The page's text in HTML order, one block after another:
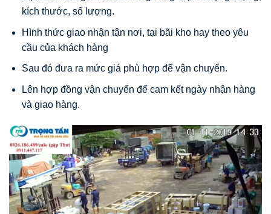
kích thước, số lượng.
Hình thức giao nhận tận nơi, tại bãi kho hay theo yêu
cầu của khách hàng
Sau đó đưa ra mức giá phù hợp để vận chuyển.
Lên hợp đồng vận chuyển để cam kết ngày nhận hàng
và giao hàng.